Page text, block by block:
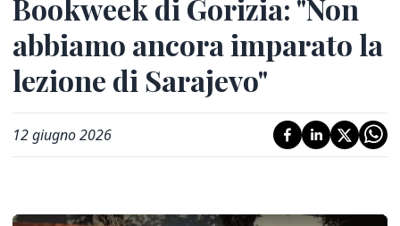
Bookweek di Gorizia: "Non
abbiamo ancora imparato la
lezione di Sarajevo"
12 giugno 2026